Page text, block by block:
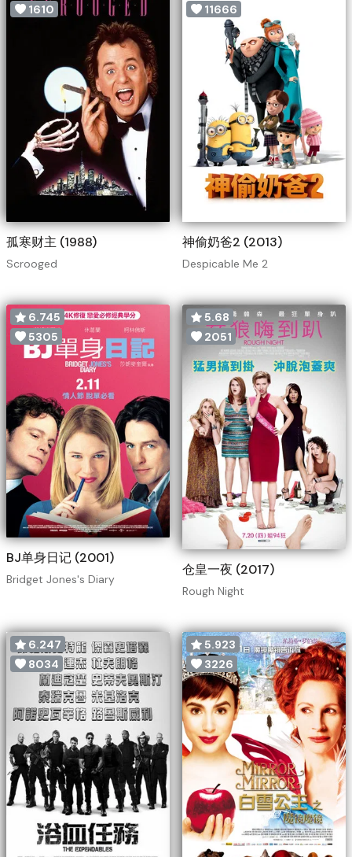
1610
孤寒财主 (1988)
Scrooged
11666
神偷奶爸2 (2013)
Despicable Me 2
6.745
5305
BJ单身日记 (2001)
Bridget Jones's Diary
5.68
2051
仓皇一夜 (2017)
Rough Night
6.247
8034
5.923
3226